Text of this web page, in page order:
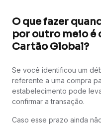
O que fazer
por outro meio é
Cartão Global?
Se você identificou um
referente a uma compra
estabelecimento pode
confirmar a transação.
Caso esse prazo ainda